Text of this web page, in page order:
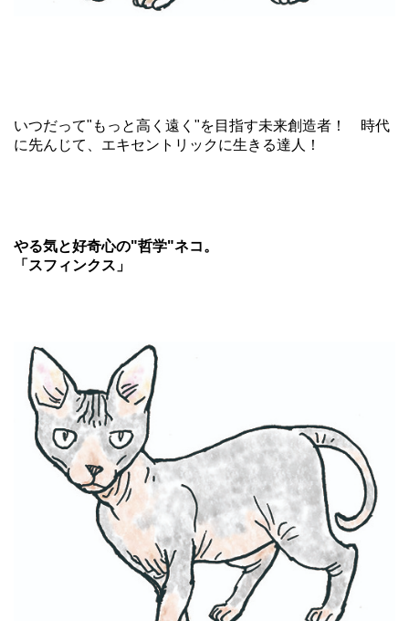
いつだって"もっと高く遠く"を目指す未来創造者！ 時代
に先んじて、エキセントリックに生きる達人！
やる気と好奇心の"哲学"ネコ。
「スフィンクス」